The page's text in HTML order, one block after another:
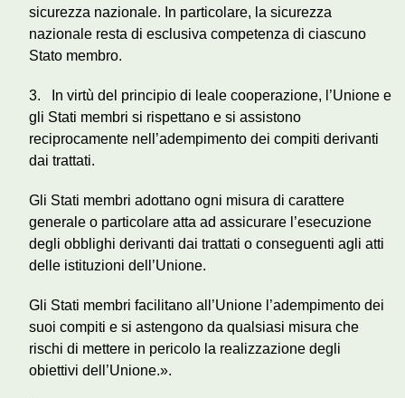
sicurezza nazionale. In particolare, la sicurezza
nazionale resta di esclusiva competenza di ciascuno
Stato membro.
3. In virtù del principio di leale cooperazione, l’Unione e
gli Stati membri si rispettano e si assistono
reciprocamente nell’adempimento dei compiti derivanti
dai trattati.
Gli Stati membri adottano ogni misura di carattere
generale o particolare atta ad assicurare l’esecuzione
degli obblighi derivanti dai trattati o conseguenti agli atti
delle istituzioni dell’Unione.
Gli Stati membri facilitano all’Unione l’adempimento dei
suoi compiti e si astengono da qualsiasi misura che
rischi di mettere in pericolo la realizzazione degli
obiettivi dell’Unione.».